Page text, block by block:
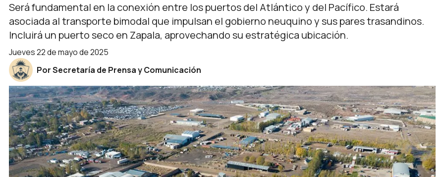
Será fundamental en la conexión entre los puertos del Atlántico y del Pacífico. Estará
asociada al transporte bimodal que impulsan el gobierno neuquino y sus pares trasandinos.
Incluirá un puerto seco en Zapala, aprovechando su estratégica ubicación.
jueves 22 de mayo de 2025
Por Secretaría de Prensa y Comunicación